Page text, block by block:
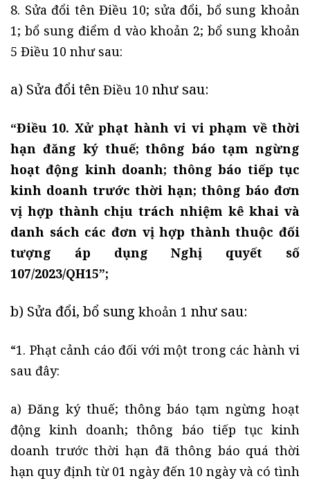
8. Sửa đổi tên Điều 10; sửa đổi, bổ sung khoản
1; bổ sung điểm d vào khoản 2; bổ sung khoản
5 Điều 10 như sau:
a) Sửa đổi tên Điều 10 như sau:
“Điều 10. Xử phạt hành vi vi phạm về thời
hạn đăng ký thuế; thông báo tạm ngừng
hoạt động kinh doanh; thông báo tiếp tục
kinh doanh trước thời hạn; thông báo đơn
vị hợp thành chịu trách nhiệm kê khai và
danh sách các đơn vị hợp thành thuộc đối
tượng áp dụng Nghị quyết số
107/2023/QH15”;
b) Sửa đổi, bổ sung khoản 1 như sau:
“1. Phạt cảnh cáo đối với một trong các hành vi
sau đây:
a) Đăng ký thuế; thông báo tạm ngừng hoạt
động kinh doanh; thông báo tiếp tục kinh
doanh trước thời hạn đã thông báo quá thời
hạn quy định từ 01 ngày đến 10 ngày và có tình